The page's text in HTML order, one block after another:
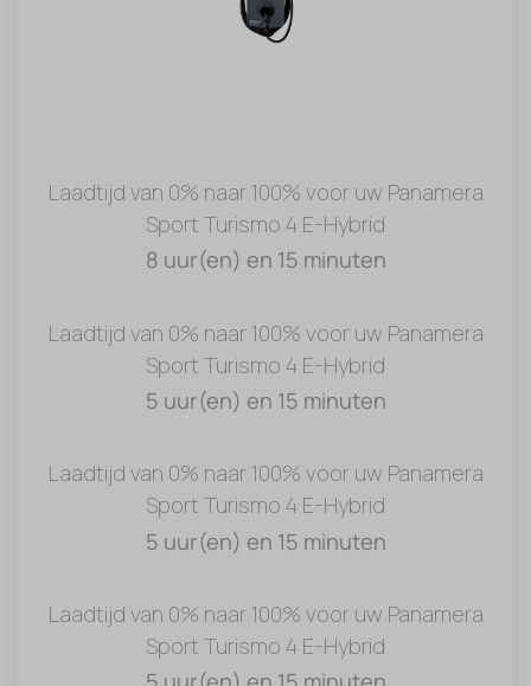
Laadtijd van 0% naar 100% voor uw Panamera
Sport Turismo 4 E-Hybrid
8 uur(en) en 15 minuten
Laadtijd van 0% naar 100% voor uw Panamera
Sport Turismo 4 E-Hybrid
5 uur(en) en 15 minuten
Laadtijd van 0% naar 100% voor uw Panamera
Sport Turismo 4 E-Hybrid
5 uur(en) en 15 minuten
Laadtijd van 0% naar 100% voor uw Panamera
Sport Turismo 4 E-Hybrid